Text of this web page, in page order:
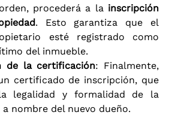
procederá a la inscripción
. Esto garantiza que el
esté registrado como
del inmueble.
de la certificación: Finalmente,
certificado de inscripción, que
legalidad y formalidad de la
nombre del nuevo dueño.